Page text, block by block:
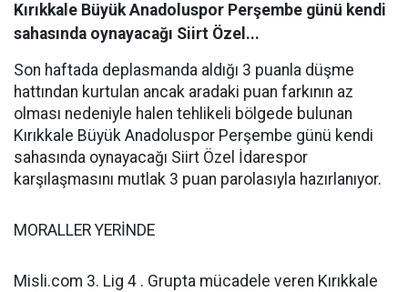
Kırıkkale Büyük Anadoluspor Perşembe günü kendi
sahasında oynayacağı Siirt Özel...
Son haftada deplasmanda aldığı 3 puanla düşme
hattından kurtulan ancak aradaki puan farkının az
olması nedeniyle halen tehlikeli bölgede bulunan
Kırıkkale Büyük Anadoluspor Perşembe günü kendi
sahasında oynayacağı Siirt Özel İdarespor
karşılaşmasını mutlak 3 puan parolasıyla hazırlanıyor.
MORALLER YERİNDE
Misli.com 3. Lig 4 . Grupta mücadele veren Kırıkkale